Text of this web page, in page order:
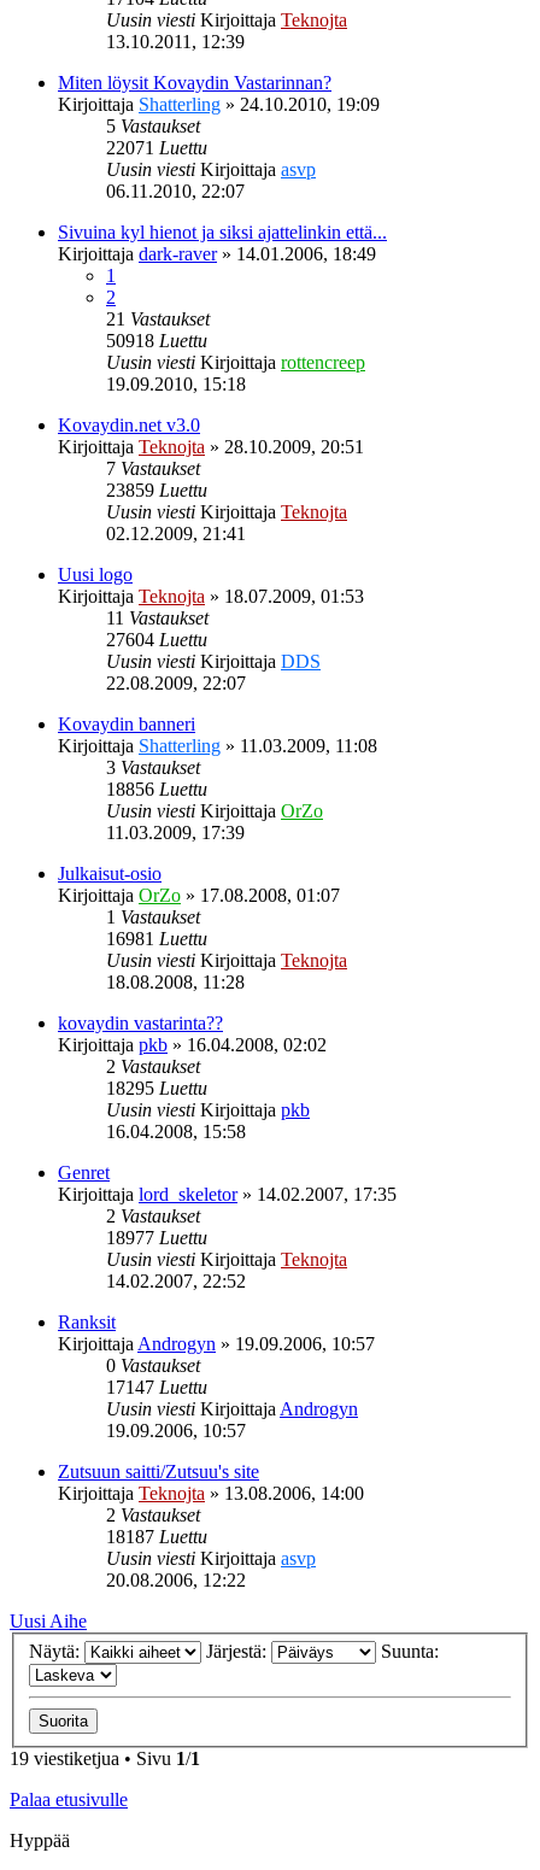
Uusin viesti Kirjoittaja Teknojta
13.10.2011, 12:39
Miten löysit Kovaydin Vastarinnan?
Kirjoittaja Shatterling » 24.10.2010, 19:09
5 Vastaukset
22071 Luettu
Uusin viesti Kirjoittaja asvp
06.11.2010, 22:07
Sivuina kyl hienot ja siksi ajattelinkin että...
Kirjoittaja dark-raver» 14.01.2006, 18:49
1
2
21 Vastaukset
50918 Luettu
Uusin viesti Kirjoittaja rottencreep
19.09.2010, 15:18
Kovaydin.net v3.0
Kirjoittaja Teknojta » 28.10.2009, 20:51
7 Vastaukset
23859 Luettu
Uusin viesti Kirjoittaja Teknojta
02.12.2009, 21:41
Uusi logo
Kirjoittaja Teknojta » 18.07.2009, 01:53
11 Vastaukset
27604 Luettu
Uusin viesti Kirjoittaja DDS
22.08.2009, 22:07
Kovaydin banneri
Kirjoittaja Shatterling » 11.03.2009, 11:08
3 Vastaukset
18856 Luettu
Uusin viesti Kirjoittaja OrZo
11.03.2009, 17:39
Julkaisut-osio
Kirjoittaja OrZo » 17.08.2008, 01:07
1 Vastaukset
16981 Luettu
Uusin viesti Kirjoittaja Teknojta
18.08.2008, 11:28
kovaydin vastarinta??
Kirjoittaja pkb » 16.04.2008, 02:02
2 Vastaukset
18295 Luettu
Uusin viesti Kirjoittaja pkb
16.04.2008, 15:58
Genret
Kirjoittaja lord_skeletor» 14.02.2007, 17:35
2 Vastaukset
18977 Luettu
Uusin viesti Kirjoittaja Teknojta
14.02.2007, 22:52
Ranksit
Kirjoittaja Androgyn » 19.09.2006, 10:57
0 Vastaukset
17147 Luettu
Uusin viesti Kirjoittaja Androgyn
19.09.2006, 10:57
Zutsuun saitti/Zutsuu's site
Kirjoittaja Teknojta » 13.08.2006, 14:00
2 Vastaukset
18187 Luettu
Uusin viesti Kirjoittaja asvp
20.08.2006, 12:22
Uusi Aihe
Näytä:
Järjestä: Suunta:
19 viestiketjua • Sivu 1/1
Palaa etusivulle
Hyppää